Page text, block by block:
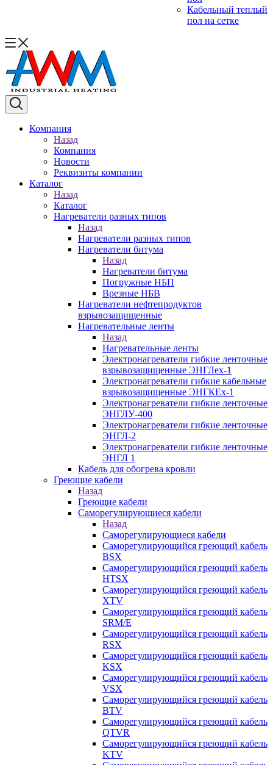
Кабельный теплый
пол на сетке
Компания
Назад
Компания
Новости
Реквизиты компании
Каталог
Назад
Каталог
Нагреватели разных типов
Назад
Нагреватели разных типов
Нагреватели битума
Назад
Нагреватели битума
Погружные НБП
Врезные НБВ
Нагреватели нефтепродуктов
взрывозащищенные
Нагревательные ленты
Назад
Нагревательные ленты
Электронагреватели гибкие ленточные
взрывозащищенные ЭНГЛех-1
Электронагреватели гибкие кабельные
взрывозащищенные ЭНГКЕх-1
Электронагреватели гибкие ленточные
ЭНГЛУ-400
Электронагреватели гибкие ленточные
ЭНГЛ-2
Электронагреватели гибкие ленточные
ЭНГЛ 1
Кабель для обогрева кровли
Греющие кабели
Назад
Греющие кабели
Саморегулирующиеся кабели
Назад
Саморегулирующиеся кабели
Саморегулирующийся греющий кабель
BSX
Саморегулирующийся греющий кабель
HTSX
Саморегулирующийся греющий кабель
XTV
Саморегулирующийся греющий кабель
SRM/E
Саморегулирующийся греющий кабель
RSX
Саморегулирующийся греющий кабель
KSX
Саморегулирующийся греющий кабель
VSX
Саморегулирующийся греющий кабель
BTV
Саморегулирующийся греющий кабель
QTVR
Саморегулирующийся греющий кабель
KTV